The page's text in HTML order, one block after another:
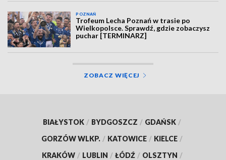
POZNAŃ
Trofeum Lecha Poznań w trasie po
Wielkopolsce. Sprawdź, gdzie zobaczysz
puchar [TERMINARZ]
ZOBACZ WIĘCEJ
BIAŁYSTOK / BYDGOSZCZ / GDAŃSK /
GORZÓW WLKP. / KATOWICE / KIELCE /
KRAKÓW / LUBLIN / ŁÓDŹ / OLSZTYN /